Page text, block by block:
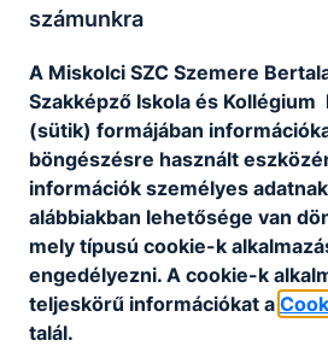
További projektjeink
Nyelvkaland ME
boldogulásért EFOP-
Oktatási innováció:
alkalmazása Iskolánk 2018 és 2020 között részt vett az
Európai Unió „Nyelvtanulással a Boldogulásért” EFOP-
számunkra
A Miskolci SZC Szemere
Szakképző Iskola és
(sütik) formájában
böngészésre használt
információk személyes
alábbiakban lehetősége van
mely típusú cookie-k
engedélyezni. A cookie-k
teljeskörű információkat a
talál.